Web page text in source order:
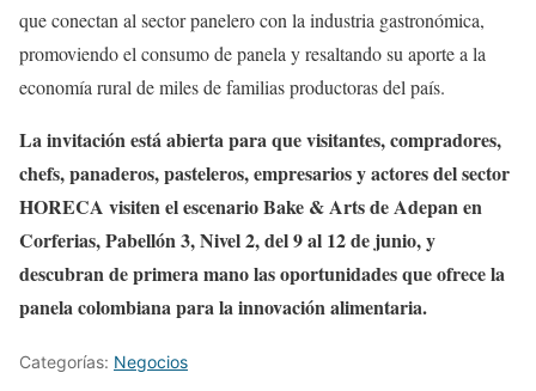
que conectan al sector panelero con la industria gastronómica,
promoviendo el consumo de panela y resaltando su aporte a la
economía rural de miles de familias productoras del país.
La invitación está abierta para que visitantes, compradores,
chefs, panaderos, pasteleros, empresarios y actores del sector
HORECA visiten el escenario Bake & Arts de Adepan en
Corferias, Pabellón 3, Nivel 2, del 9 al 12 de junio, y
descubran de primera mano las oportunidades que ofrece la
panela colombiana para la innovación alimentaria.
Categorías: Negocios